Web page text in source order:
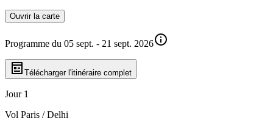
Ouvrir la carte
Programme du 05 sept. - 21 sept. 2026
Télécharger l'itinéraire complet
Jour 1
Vol Paris / Delhi